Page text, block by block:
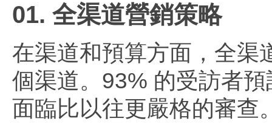
01. 全渠道營銷策略
在渠道和預算方面，全
個渠道。93% 的受訪者
面臨比以往更嚴格的審查